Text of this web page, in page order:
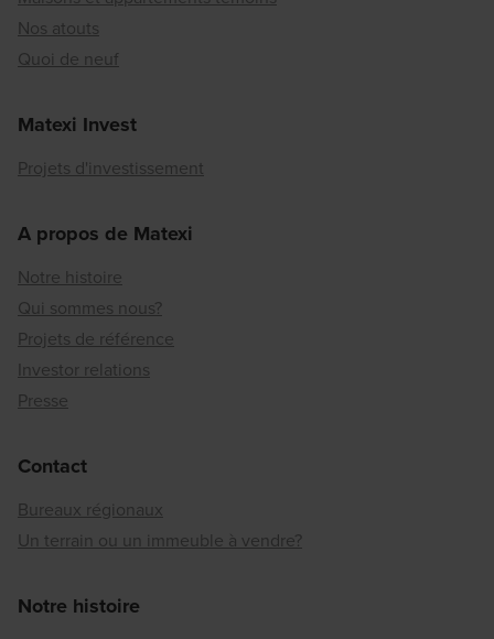
Nos atouts
Quoi de neuf
Matexi Invest
Projets d'investissement
A propos de Matexi
Notre histoire
Qui sommes nous?
Projets de référence
Investor relations
Presse
Contact
Bureaux régionaux
Un terrain ou un immeuble à vendre?
Notre histoire